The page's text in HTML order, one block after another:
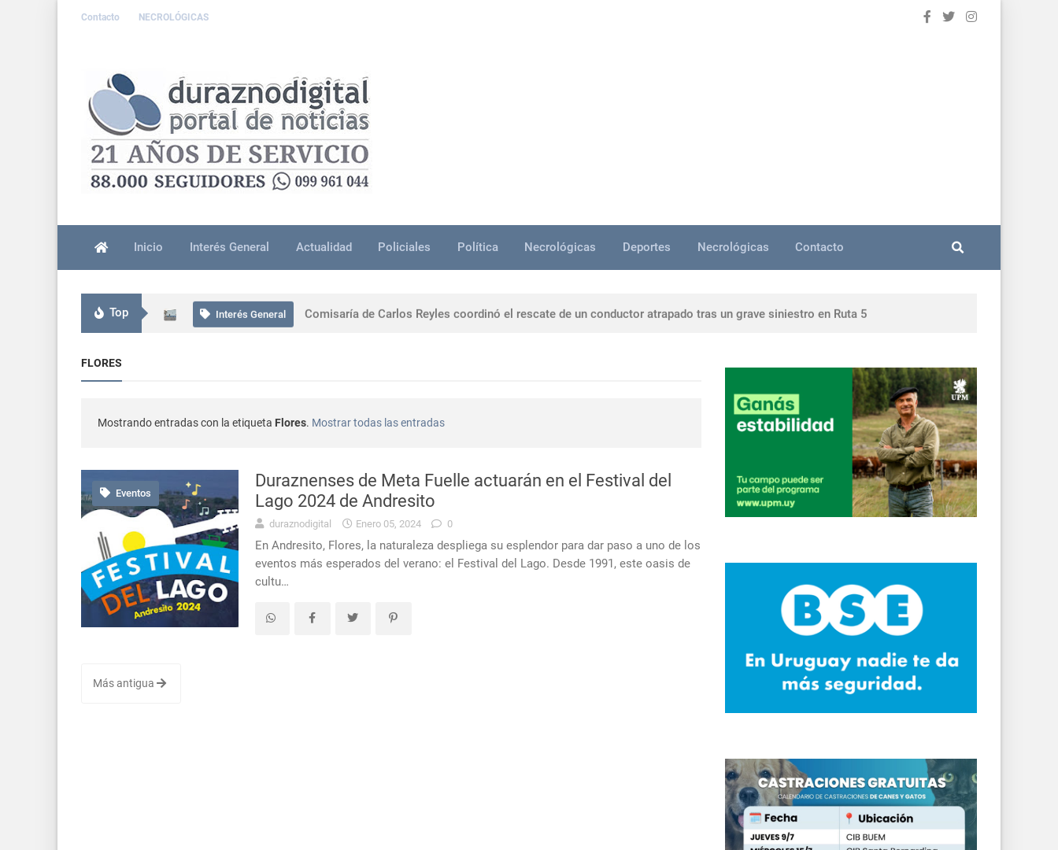
Contacto NECROLÓGICAS
Inicio Interés General Actualidad Policiales Política Necrológicas Deportes Necrológicas Contacto
Top
Interés General Accidente grave en Durazno: tres personas resultaron lesionadas
Interés General Comisaría de Carlos Reyles coordinó el rescate de un conductor atrapado tras un grave siniestro en Ruta 5
Interés General Más de 80 personas participaron en una capacitación sobre ceremonial, protocolo y gestión en Sarandí del Yí
Actualidad Se presentó muy alterado en una comisaría de Sarandí del Yí, provocó daños y terminó detenido
Interés General Durazno: murió el conductor que había sufrido un siniestro vial cerca de Carlos Reyles
Interés General Masculino condenado en Durazno por porte de arma de fuego en lugares públicos
Actualidad Intendencia de Durazno destinará a bienestar animal los 272 mil pesos obtenidos en el remate de leña
Interés General Condena por agravio a la autoridad y daños en dependencia policial duraznense
FLORES
Mostrando entradas con la etiqueta Flores. Mostrar todas las entradas
Eventos
Duraznenses de Meta Fuelle actuarán en el Festival del
Lago 2024 de Andresito
duraznodigital Enero 05, 2024 0
En Andresito, Flores, la naturaleza despliega su esplendor para dar paso a uno de los
eventos más esperados del verano: el Festival del Lago. Desde 1991, este oasis de
cultu…
Más antigua